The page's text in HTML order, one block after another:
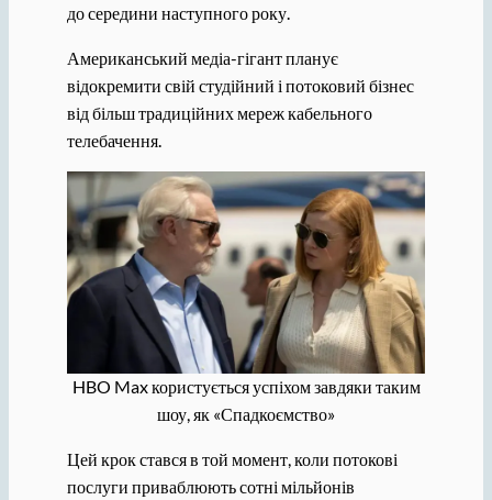
до середини наступного року.
Американський медіа-гігант планує
відокремити свій студійний і потоковий бізнес
від більш традиційних мереж кабельного
телебачення.
HBO Max користується успіхом завдяки таким
шоу, як «Спадкоємство»
Цей крок стався в той момент, коли потокові
послуги приваблюють сотні мільйонів